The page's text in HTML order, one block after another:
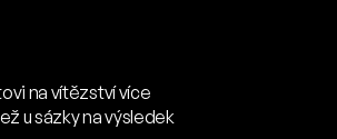
na vítězství více
u sázky na výsledek